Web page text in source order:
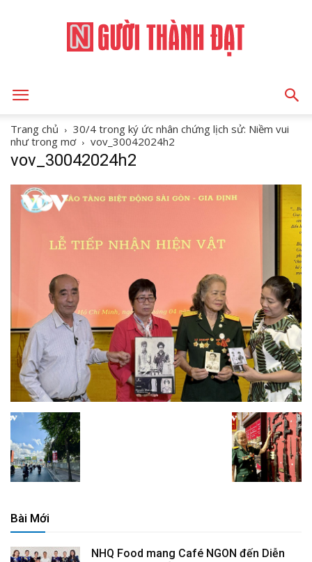
Trang chủ
30/4 trong ký ức nhân chứng lịch sử: Niềm vui
như trong mơ
vov_30042024h2
vov_30042024h2
Bài Mới
NHQ Food mang Café NGON đến Diễn